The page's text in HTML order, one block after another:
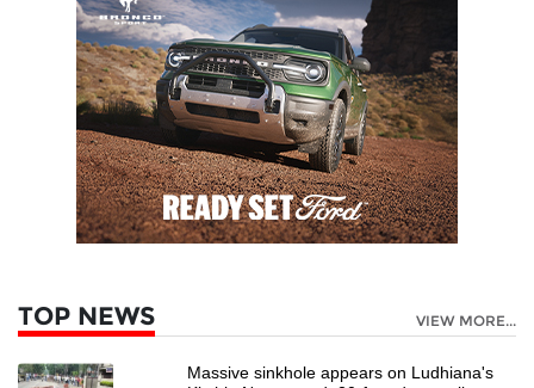
TOP NEWS VIEW MORE...
Massive sinkhole appears on Ludhiana's